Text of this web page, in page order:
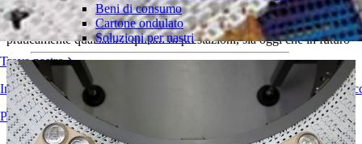
Trova nastro
Informazioni tecniche dettagliate su nastri trasportatori, componenti,
Panoramica dei prodotti
Beni di consumo
Cartone ondulato
Soluzioni per nastri
Logistica e movimentazione dei materiali
E-commerce e distribuzione
Posta e pacchi
Pneumatici e industria automobilistica
Pneumatici
Industria automobilistica
La gamma completa di nastri curvilinei Intralox soddisfa
praticamente qualsiasi requisito di prestazioni, sia oggi che in futuro